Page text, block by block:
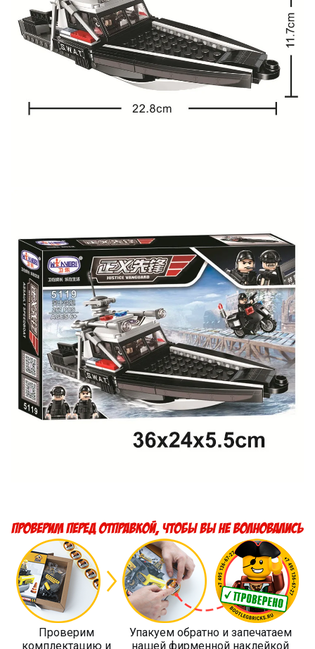
Проверим
комплектацию и
Упакуем обратно и запечатаем
нашей фирменной наклейкой